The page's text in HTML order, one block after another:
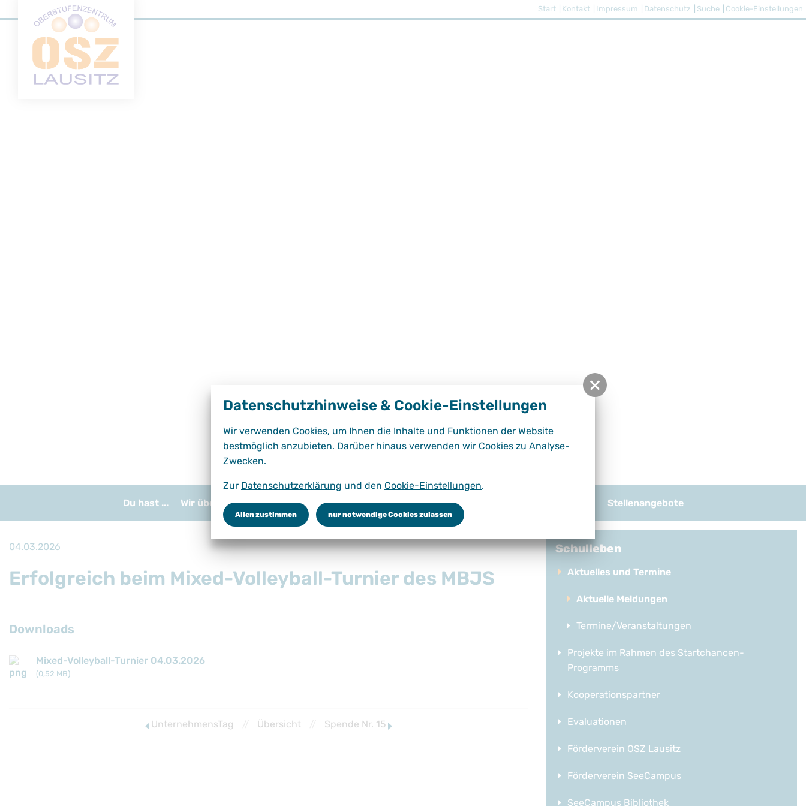
Start Kontakt Impressum Datenschutz Suche Cookie-Einstellungen
Du hast ... Wir über uns Bildungsgänge Schulorganisation Schulleben Stellenangebote
04.03.2026
Erfolgreich beim Mixed-Volleyball-Turnier des MBJS
Downloads
Mixed-Volleyball-Turnier 04.03.2026
(0,52 MB)
UnternehmensTag Übersicht Spende Nr. 15
Schulleben
Aktuelles und Termine
Aktuelle Meldungen
Termine/Veranstaltungen
Projekte im Rahmen des Startchancen-
Programms
Kooperationspartner
Evaluationen
Förderverein OSZ Lausitz
Förderverein SeeCampus
SeeCampus Bibliothek
Datenschutzhinweise & Cookie-Einstellungen
Wir verwenden Cookies, um Ihnen die Inhalte und Funktionen der Website
bestmöglich anzubieten. Darüber hinaus verwenden wir Cookies zu Analyse-
Zwecken.
Zur Datenschutzerklärung und den Cookie-Einstellungen.
Allen zustimmen nur notwendige Cookies zulassen